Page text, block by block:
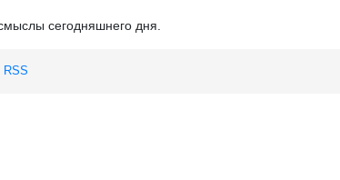
сегодняшнего дня.
RSS